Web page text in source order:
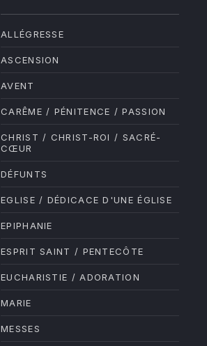
ALLÉGRESSE
ASCENSION
AVENT
CARÊME / PÉNITENCE / PASSION
CHRIST / CHRIST-ROI / SACRÉ-
CŒUR
DÉFUNTS
EGLISE / DÉDICACE D'UNE ÉGLISE
EPIPHANIE
ESPRIT SAINT / PENTECÔTE
EUCHARISTIE / ADORATION
MARIE
MESSES